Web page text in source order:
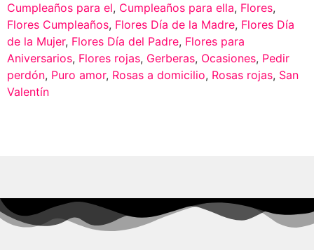
Cumpleaños para el, Cumpleaños para ella, Flores,
Flores Cumpleaños, Flores Día de la Madre, Flores Día
de la Mujer, Flores Día del Padre, Flores para
Aniversarios, Flores rojas, Gerberas, Ocasiones, Pedir
perdón, Puro amor, Rosas a domicilio, Rosas rojas, San
Valentín